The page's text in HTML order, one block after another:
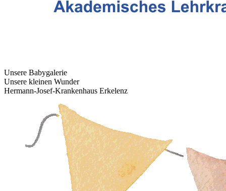
Unsere Babygalerie
Unsere kleinen Wunder
Hermann-Josef-Krankenhaus Erkelenz